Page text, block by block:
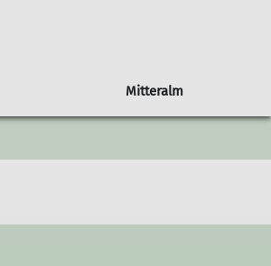
Downloads
Jugend
Mitglied werden
Mitteralm